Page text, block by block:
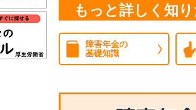
もっと詳しく知
障害年金の
基礎知識